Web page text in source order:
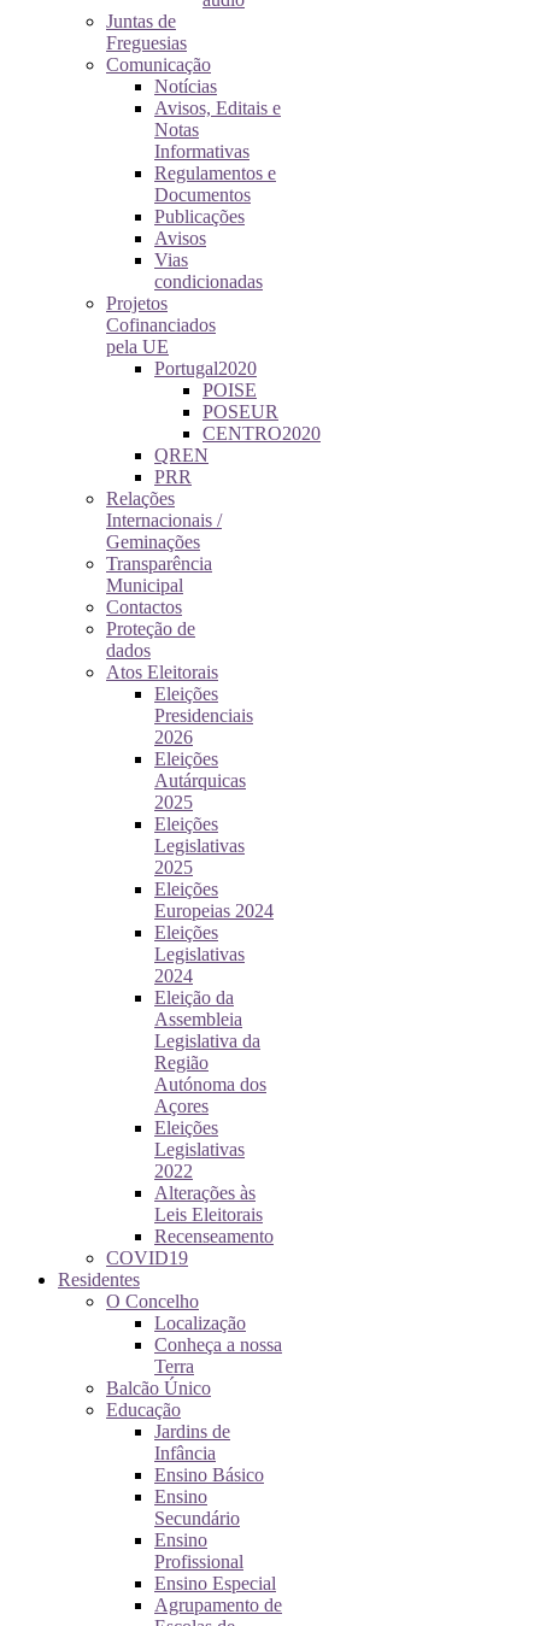
Juntas de
Freguesias
Comunicação
Notícias
Avisos, Editais e
Notas
Informativas
Regulamentos e
Documentos
Publicações
Avisos
Vias
condicionadas
Projetos
Cofinanciados
pela UE
Portugal2020
POISE
POSEUR
CENTRO2020
QREN
PRR
Relações
Internacionais /
Geminações
Transparência
Municipal
Contactos
Proteção de
dados
Atos Eleitorais
Eleições
Presidenciais
2026
Eleições
Autárquicas
2025
Eleições
Legislativas
2025
Eleições
Europeias 2024
Eleições
Legislativas
2024
Eleição da
Assembleia
Legislativa da
Região
Autónoma dos
Açores
Eleições
Legislativas
2022
Alterações às
Leis Eleitorais
Recenseamento
COVID19
Residentes
O Concelho
Localização
Conheça a nossa
Terra
Balcão Único
Educação
Jardins de
Infância
Ensino Básico
Ensino
Secundário
Ensino
Profissional
Ensino Especial
Agrupamento de